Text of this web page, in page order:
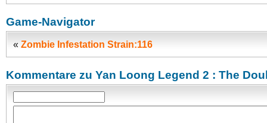
Game-Navigator
« Zombie Infestation Strain:116
Kommentare zu Yan Loong Legend 2 : The